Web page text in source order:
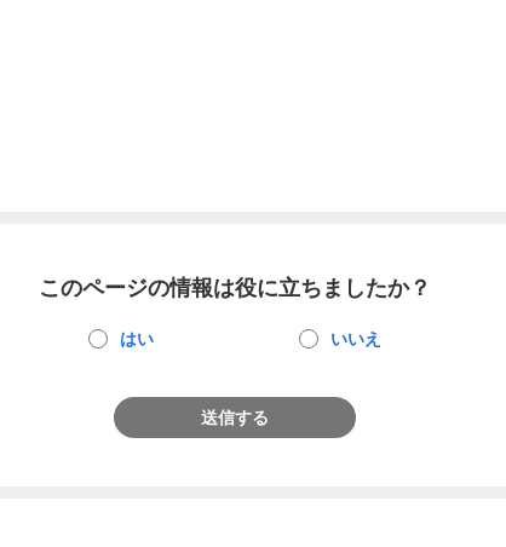
このページの情報は役に立ちましたか？
はい いいえ
送信する